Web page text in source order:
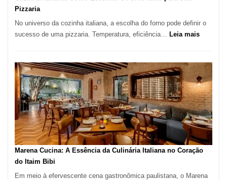
Isso
Pizzaria
No universo da cozinha italiana, a escolha do forno pode definir o
sucesso de uma pizzaria. Temperatura, eficiência… Leia mais:
Como
Escolher
o
Forno
Ideal
para
sua
Pizzaria
Marena Cucina: A Essência da Culinária Italiana no Coração
do Itaim Bibi
Em meio à efervescente cena gastronômica paulistana, o Marena